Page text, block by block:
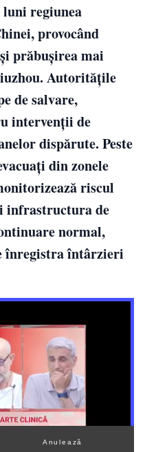
luni regiunea
provocând
prăbușirea mai
Autoritățile
de salvare,
intervenții de
dispărute. Peste
din zonele
riscul
infrastructura de
normal,
înregistra întârzieri
Anulează